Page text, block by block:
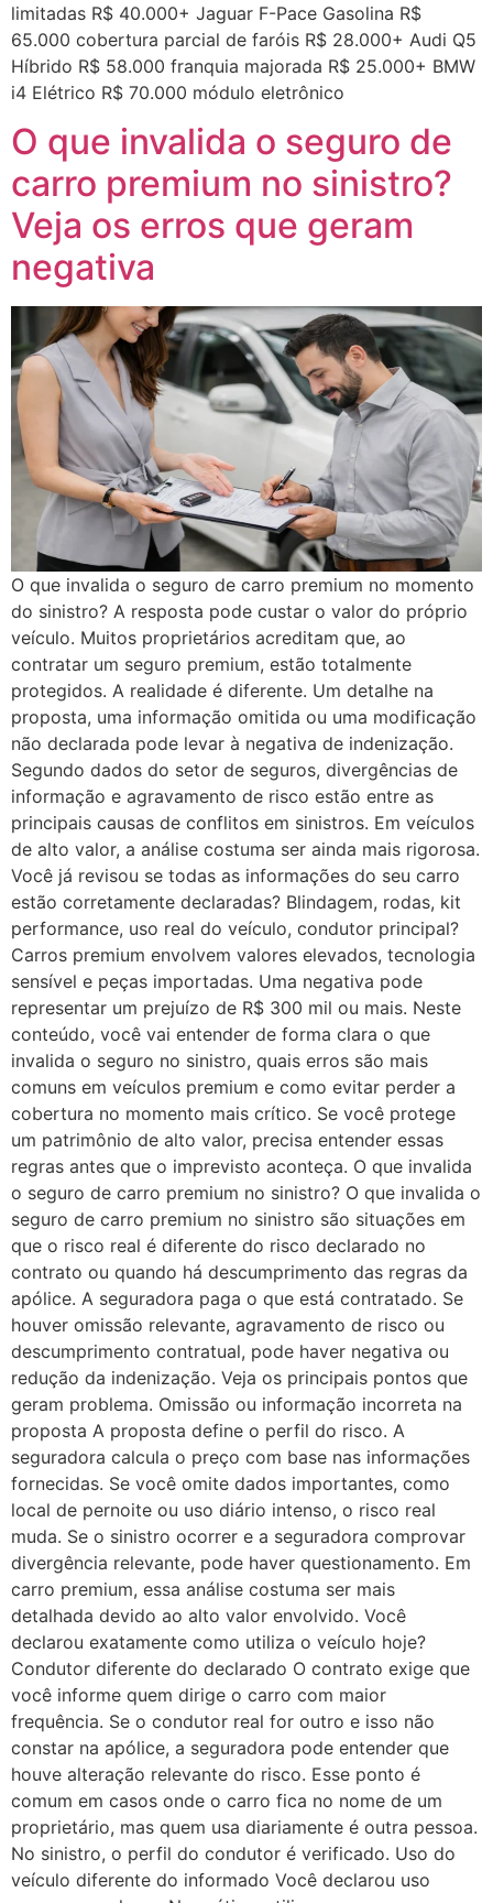
limitadas R$ 40.000+ Jaguar F-Pace Gasolina R$
65.000 cobertura parcial de faróis R$ 28.000+ Audi Q5
Híbrido R$ 58.000 franquia majorada R$ 25.000+ BMW
i4 Elétrico R$ 70.000 módulo eletrônico
O que invalida o seguro de
carro premium no sinistro?
Veja os erros que geram
negativa
O que invalida o seguro de carro premium no momento
do sinistro? A resposta pode custar o valor do próprio
veículo. Muitos proprietários acreditam que, ao
contratar um seguro premium, estão totalmente
protegidos. A realidade é diferente. Um detalhe na
proposta, uma informação omitida ou uma modificação
não declarada pode levar à negativa de indenização.
Segundo dados do setor de seguros, divergências de
informação e agravamento de risco estão entre as
principais causas de conflitos em sinistros. Em veículos
de alto valor, a análise costuma ser ainda mais rigorosa.
Você já revisou se todas as informações do seu carro
estão corretamente declaradas? Blindagem, rodas, kit
performance, uso real do veículo, condutor principal?
Carros premium envolvem valores elevados, tecnologia
sensível e peças importadas. Uma negativa pode
representar um prejuízo de R$ 300 mil ou mais. Neste
conteúdo, você vai entender de forma clara o que
invalida o seguro no sinistro, quais erros são mais
comuns em veículos premium e como evitar perder a
cobertura no momento mais crítico. Se você protege
um patrimônio de alto valor, precisa entender essas
regras antes que o imprevisto aconteça. O que invalida
o seguro de carro premium no sinistro? O que invalida o
seguro de carro premium no sinistro são situações em
que o risco real é diferente do risco declarado no
contrato ou quando há descumprimento das regras da
apólice. A seguradora paga o que está contratado. Se
houver omissão relevante, agravamento de risco ou
descumprimento contratual, pode haver negativa ou
redução da indenização. Veja os principais pontos que
geram problema. Omissão ou informação incorreta na
proposta A proposta define o perfil do risco. A
seguradora calcula o preço com base nas informações
fornecidas. Se você omite dados importantes, como
local de pernoite ou uso diário intenso, o risco real
muda. Se o sinistro ocorrer e a seguradora comprovar
divergência relevante, pode haver questionamento. Em
carro premium, essa análise costuma ser mais
detalhada devido ao alto valor envolvido. Você
declarou exatamente como utiliza o veículo hoje?
Condutor diferente do declarado O contrato exige que
você informe quem dirige o carro com maior
frequência. Se o condutor real for outro e isso não
constar na apólice, a seguradora pode entender que
houve alteração relevante do risco. Esse ponto é
comum em casos onde o carro fica no nome de um
proprietário, mas quem usa diariamente é outra pessoa.
No sinistro, o perfil do condutor é verificado. Uso do
veículo diferente do informado Você declarou uso